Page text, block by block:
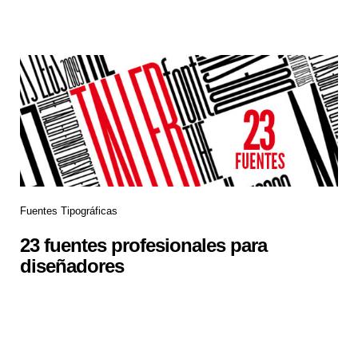
Fuentes Tipográficas
23 fuentes profesionales para
diseñadores